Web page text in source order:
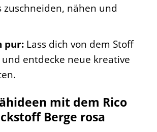
zuschneiden, nähen und
pur:Lass dich von dem Stoff
entdecke neue kreative
mit dem Rico
Berge rosa